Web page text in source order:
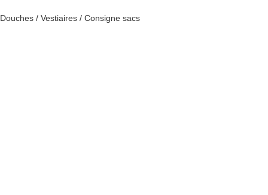
Douches / Vestiaires / Consigne sacs